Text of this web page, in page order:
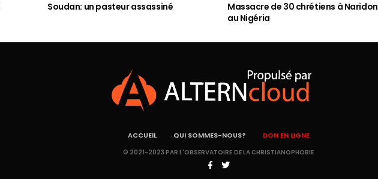
Soudan: un pasteur assassiné
Massacre de 30 chrétiens à Naridon
au Nigéria
ACCUEIL QUI SOMMES-NOUS? DON EN LIGNE
© 2021-2023 PAR L'OBSERVATOIRE DE LA CHRISTIANOPHOBIE